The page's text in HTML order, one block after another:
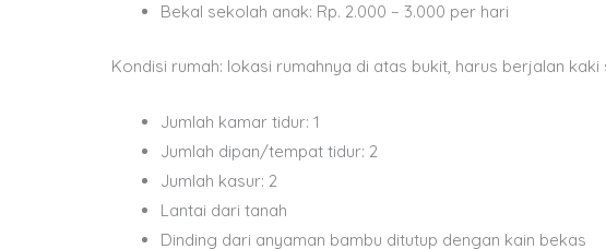
Bekal sekolah anak: Rp. 2.000 – 3.000 per hari
Kondisi rumah: lokasi rumahnya di atas bukit, harus berjalan kaki
Jumlah kamar tidur: 1
Jumlah dipan/tempat tidur: 2
Jumlah kasur: 2
Lantai dari tanah
Dinding dari anyaman bambu ditutup dengan kain bekas